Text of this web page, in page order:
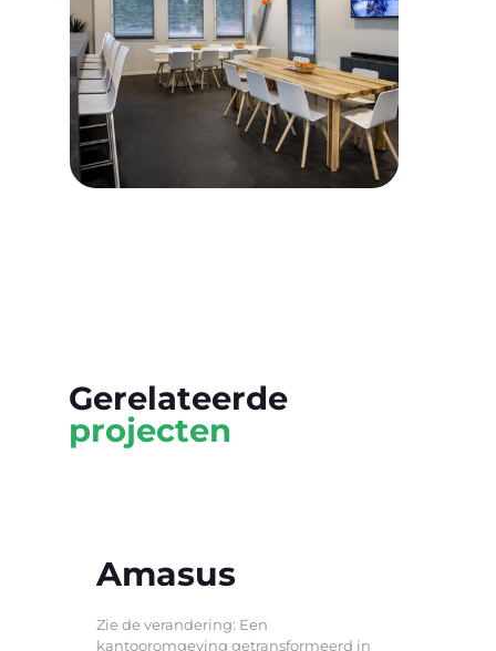
Gerelateerde
projecten
Amasus
Zie de verandering: Een
kantooromgeving getransformeerd in